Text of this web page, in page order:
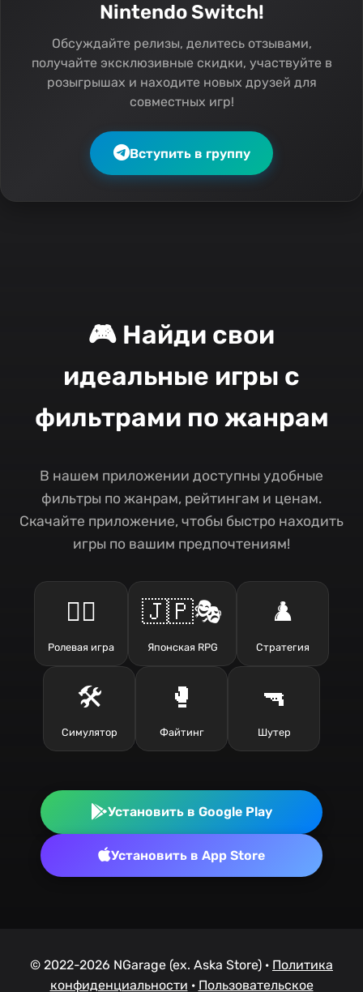
Nintendo Switch!
Обсуждайте релизы, делитесь отзывами,
получайте эксклюзивные скидки, участвуйте в
розыгрышах и находите новых друзей для
совместных игр!
Вступить в группу
🎮 Найди свои
идеальные игры с
фильтрами по жанрам
В нашем приложении доступны удобные
фильтры по жанрам, рейтингам и ценам.
Скачайте приложение, чтобы быстро находить
игры по вашим предпочтениям!
🧙‍♂️
Ролевая игра
🇯🇵🎭
Японская RPG
♟️
Стратегия
🛠️
Симулятор
🥊
Файтинг
🔫
Шутер
Установить в Google Play
Установить в App Store
© 2022-2026 NGarage (ex. Aska Store) · Политика
конфиденциальности · Пользовательское